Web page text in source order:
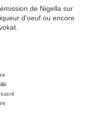
de Nigella sur
d'oeuf ou encore